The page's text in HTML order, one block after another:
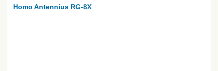
Homo Antennius RG-8X